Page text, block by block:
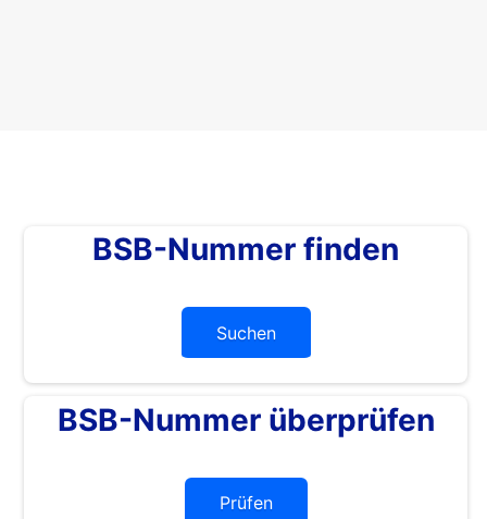
BSB-Nummer finden
Suchen
BSB-Nummer überprüfen
Prüfen